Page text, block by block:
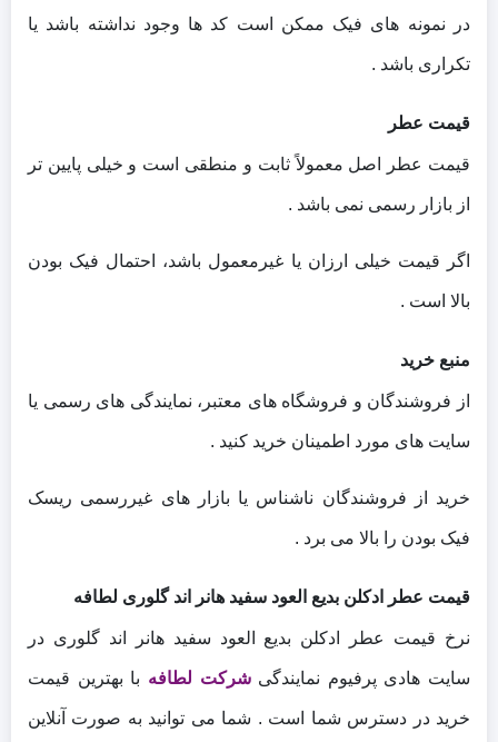
در نمونه‌ های فیک ممکن است کد ها وجود نداشته باشد یا
تکراری باشد .
قیمت عطر
قیمت عطر اصل معمولاً ثابت و منطقی است و خیلی پایین‌ تر
از بازار رسمی نمی‌ باشد .
اگر قیمت خیلی ارزان یا غیرمعمول باشد، احتمال فیک بودن
بالا است .
منبع خرید
از فروشندگان و فروشگاه‌ های معتبر، نمایندگی‌ های رسمی یا
سایت‌ های مورد اطمینان خرید کنید .
خرید از فروشندگان ناشناس یا بازار های غیررسمی ریسک
فیک بودن را بالا می‌ برد .
قیمت عطر ادکلن بدیع العود سفید هانر اند گلوری لطافه
نرخ قیمت عطر ادکلن بدیع العود سفید هانر اند گلوری در
سایت هادی پرفیوم نمایندگیشرکت لطافه با بهترین قیمت
خرید در دسترس شما است . شما می توانید به صورت آنلاین